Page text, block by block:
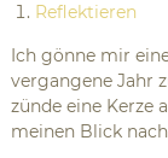
Reflektieren
Ich gönne mir
vergangene Jahr
zünde eine Kerze
meinen Blick